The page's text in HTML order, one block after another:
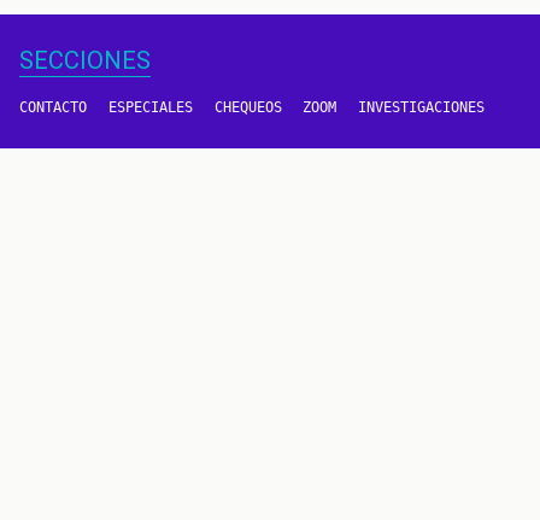
SECCIONES
CONTACTO ESPECIALES CHEQUEOS ZOOM INVESTIGACIONES